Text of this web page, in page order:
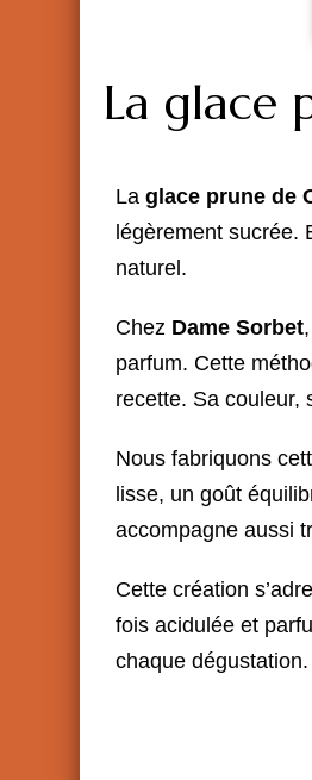
La glace
La glace prune de
légèrement sucrée.
naturel.
Chez Dame Sorbet
parfum. Cette
recette. Sa couleur,
Nous fabriquons
lisse, un goût
accompagne aussi
Cette création
fois acidulée et
chaque dégustation.